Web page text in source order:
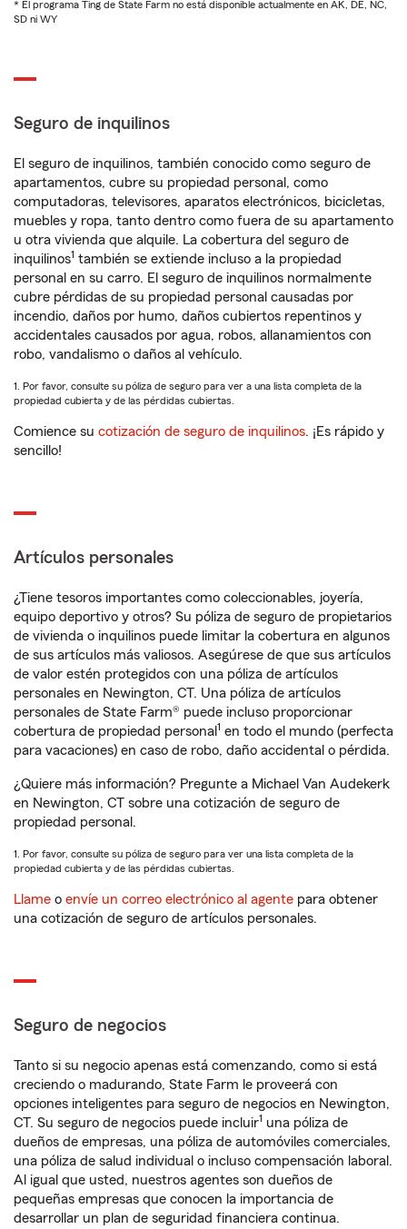
* El programa Ting de State Farm no está disponible actualmente en AK, DE, NC,
SD ni WY
Seguro de inquilinos
El seguro de inquilinos, también conocido como seguro de
apartamentos, cubre su propiedad personal, como
computadoras, televisores, aparatos electrónicos, bicicletas,
muebles y ropa, tanto dentro como fuera de su apartamento
u otra vivienda que alquile. La cobertura del seguro de
inquilinos1 también se extiende incluso a la propiedad
personal en su carro. El seguro de inquilinos normalmente
cubre pérdidas de su propiedad personal causadas por
incendio, daños por humo, daños cubiertos repentinos y
accidentales causados por agua, robos, allanamientos con
robo, vandalismo o daños al vehículo.
1. Por favor, consulte su póliza de seguro para ver a una lista completa de la
propiedad cubierta y de las pérdidas cubiertas.
Comience su cotización de seguro de inquilinos. ¡Es rápido y
sencillo!
Artículos personales
¿Tiene tesoros importantes como coleccionables, joyería,
equipo deportivo y otros? Su póliza de seguro de propietarios
de vivienda o inquilinos puede limitar la cobertura en algunos
de sus artículos más valiosos. Asegúrese de que sus artículos
de valor estén protegidos con una póliza de artículos
personales en Newington, CT. Una póliza de artículos
personales de State Farm® puede incluso proporcionar
cobertura de propiedad personal 1 en todo el mundo (perfecta
para vacaciones) en caso de robo, daño accidental o pérdida.
¿Quiere más información? Pregunte a Michael Van Audekerk
en Newington, CT sobre una cotización de seguro de
propiedad personal.
1. Por favor, consulte su póliza de seguro para ver una lista completa de la
propiedad cubierta y de las pérdidas cubiertas.
Llame o envíe un correo electrónico al agente para obtener
una cotización de seguro de artículos personales.
Seguro de negocios
Tanto si su negocio apenas está comenzando, como si está
creciendo o madurando, State Farm le proveerá con
opciones inteligentes para seguro de negocios en Newington,
CT. Su seguro de negocios puede incluir1 una póliza de
dueños de empresas, una póliza de automóviles comerciales,
una póliza de salud individual o incluso compensación laboral.
Al igual que usted, nuestros agentes son dueños de
pequeñas empresas que conocen la importancia de
desarrollar un plan de seguridad financiera continua.